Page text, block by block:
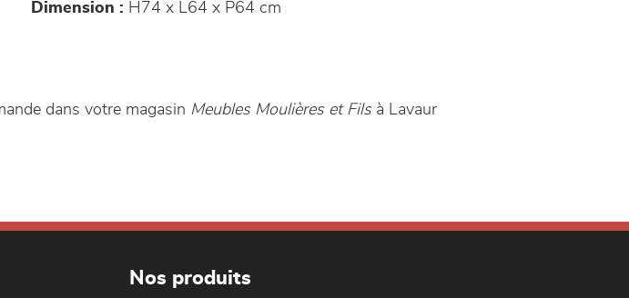
Dimension : H74 x L64 x P64 cm
dans votre magasin Meubles Moulières et Filsà Lavaur
Nos produits